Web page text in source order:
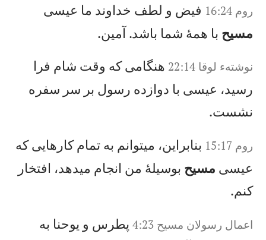
روم 16:24
فيض و لطف خداوند ما عيسی
مسيح با همهٔ شما باشد. آمين.
نوشته‌ء لوقا 22:14
هنگامی كه وقت شام فرا
رسيد، عيسی با دوازده رسول بر سر سفره
نشست.
روم 15:17
بنابراين، میتوانم به تمام كارهايی كه
عيسی مسيح بوسيلهٔ من انجام میدهد، افتخار
كنم.
اعمال‌ رسولان‌ مسيح‌‌ 4:23
پطرس و يوحنا به